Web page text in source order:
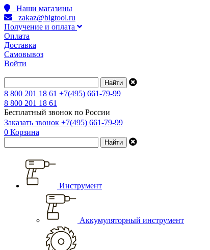
Наши магазины
zakaz@bigtool.ru
Получение и оплата
Оплата
Доставка
Самовывоз
Войти
8 800 201 18 61 +7(495) 661-79-99
8 800 201 18 61
Бесплатный звонок по России
Заказать звонок +7(495) 661-79-99
0 Корзина
Инструмент
Аккумуляторный инструмент